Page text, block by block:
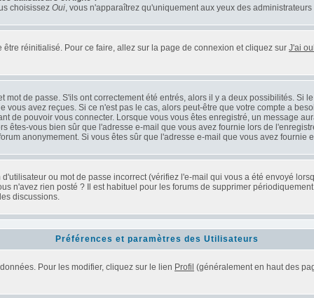
choisissez Oui, vous n'apparaîtrez qu'uniquement aux yeux des
réinitialisé. Pour ce faire, allez sur la page de connexion et cliquez sur J'ai
de passe. S'ils ont correctement été entrés, alors il y a deux possibilités. Si
avez reçues. Si ce n'est pas le cas, alors peut-être que votre compte a
de pouvoir vous connecter. Lorsque vous vous êtes enregistré, un message
êtes-vous bien sûr que l'adresse e-mail que vous avez fournie lors de
anonymement. Si vous êtes sûr que l'adresse e-mail que vous avez fournie
ou mot de passe incorrect (vérifiez l'e-mail qui vous a été envoyé
n'avez rien posté ? Il est habituel pour les forums de supprimer
discussions.
Préférences et paramètres des Utilisateurs
Pour les modifier, cliquez sur le lien Profil (généralement en haut des